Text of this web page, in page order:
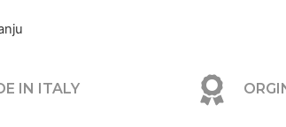
IN ITALY